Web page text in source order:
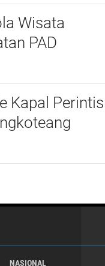
Wisata
PAD
Kapal Perintis
NASIONAL